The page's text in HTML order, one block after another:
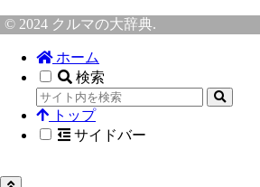
© 2024 クルマの大辞典.
ホーム
検索
トップ
サイドバー